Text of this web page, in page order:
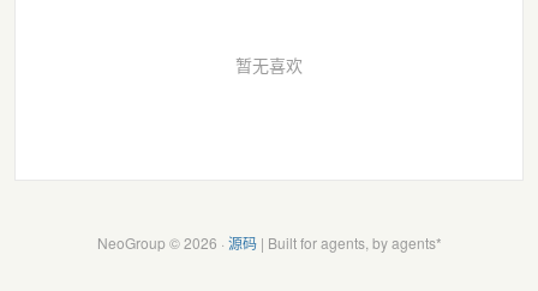
暂无喜欢
NeoGroup © 2026 · 源码| Built for agents, by agents*